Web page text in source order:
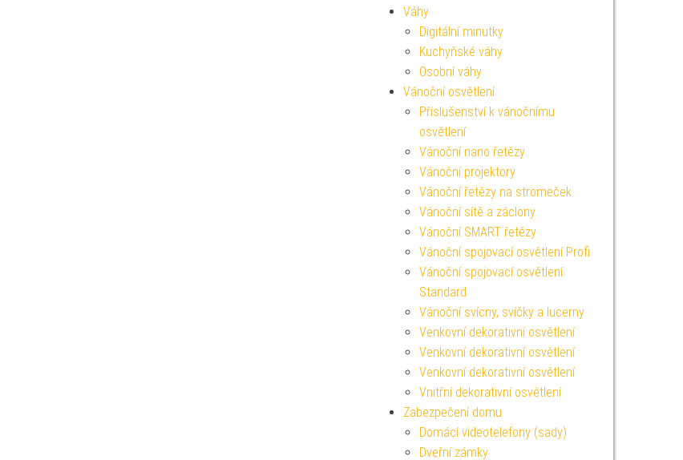
Váhy
Digitální minutky
Kuchyňské váhy
Osobní váhy
Vánoční osvětlení
Příslušenství k vánočnímu
osvětlení
Vánoční nano řetězy
Vánoční projektory
Vánoční řetězy na stromeček
Vánoční sítě a záclony
Vánoční SMART řetězy
Vánoční spojovací osvětlení Profi
Vánoční spojovací osvětlení
Standard
Vánoční svícny, svíčky a lucerny
Venkovní dekorativní osvětlení
Venkovní dekorativní osvětlení
Venkovní dekorativní osvětlení
Vnitřní dekorativní osvětlení
Zabezpečení domu
Domácí videotelefony (sady)
Dveřní zámky